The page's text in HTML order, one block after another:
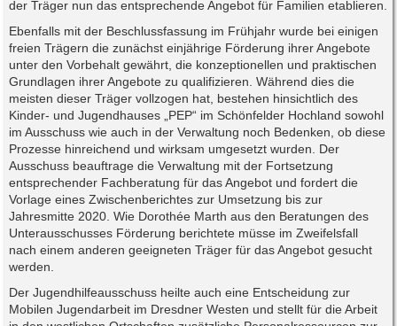
der Träger nun das entsprechende Angebot für Familien etablieren.
Ebenfalls mit der Beschlussfassung im Frühjahr wurde bei einigen
freien Trägern die zunächst einjährige Förderung ihrer Angebote
unter den Vorbehalt gewährt, die konzeptionellen und praktischen
Grundlagen ihrer Angebote zu qualifizieren. Während dies die
meisten dieser Träger vollzogen hat, bestehen hinsichtlich des
Kinder- und Jugendhauses „PEP“ im Schönfelder Hochland sowohl
im Ausschuss wie auch in der Verwaltung noch Bedenken, ob diese
Prozesse hinreichend und wirksam umgesetzt wurden. Der
Ausschuss beauftrage die Verwaltung mit der Fortsetzung
entsprechender Fachberatung für das Angebot und fordert die
Vorlage eines Zwischenberichtes zur Umsetzung bis zur
Jahresmitte 2020. Wie Dorothée Marth aus den Beratungen des
Unterausschusses Förderung berichtete müsse im Zweifelsfall
nach einem anderen geeigneten Träger für das Angebot gesucht
werden.
Der Jugendhilfeausschuss heilte auch eine Entscheidung zur
Mobilen Jugendarbeit im Dresdner Westen und stellt für die Arbeit